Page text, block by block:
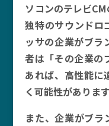
ソコンのテレビ
独特のサウンドロ
ッサの企業がブラ
者は「その企業の
あれば、高性能に
く可能性があります
また、企業がブラ